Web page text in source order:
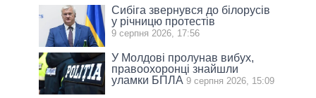
Сибіга звернувся до білорусів
у річницю протестів
9 серпня 2026, 17:56
У Молдові пролунав вибух,
правоохоронці знайшли
уламки БПЛА 9 серпня 2026, 15:09